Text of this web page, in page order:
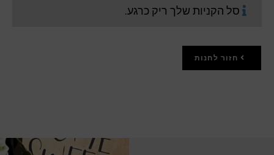
סל הקניות שלך ריק כרגע.
חזור לחנות